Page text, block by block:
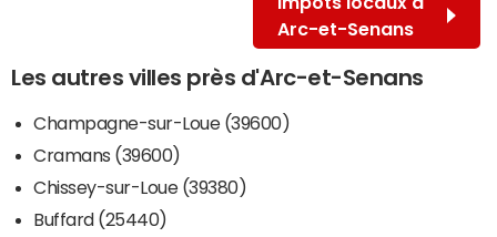
Arc-et-Senans
Les autres villes près d'Arc-et-Senans
Champagne-sur-Loue (39600)
Cramans (39600)
Chissey-sur-Loue (39380)
Buffard (25440)